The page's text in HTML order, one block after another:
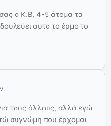
ο Κ.Β, 4-5 άτομα τα
δουλεύει αυτό το έρμο το
τους άλλους, αλλά εγώ
συγνώμη που έρχομαι